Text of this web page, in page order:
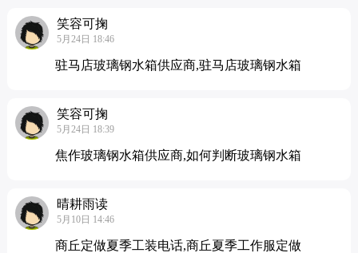
笑容可掬
5月24日 18:46
驻马店玻璃钢水箱供应商,驻马店玻璃钢水箱
笑容可掬
5月24日 18:39
焦作玻璃钢水箱供应商,如何判断玻璃钢水箱
晴耕雨读
5月10日 14:46
商丘定做夏季工装电话,商丘夏季工作服定做